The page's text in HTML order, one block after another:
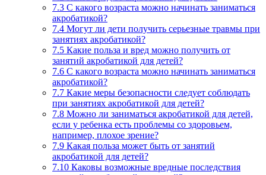
7.3 С какого возраста можно начинать заниматься
акробатикой?
7.4 Могут ли дети получить серьезные травмы при
занятиях акробатикой?
7.5 Какие польза и вред можно получить от
занятий акробатикой для детей?
7.6 С какого возраста можно начинать заниматься
акробатикой?
7.7 Какие меры безопасности следует соблюдать
при занятиях акробатикой для детей?
7.8 Можно ли заниматься акробатикой для детей,
если у ребенка есть проблемы со здоровьем,
например, плохое зрение?
7.9 Какая польза может быть от занятий
акробатикой для детей?
7.10 Каковы возможные вредные последствия